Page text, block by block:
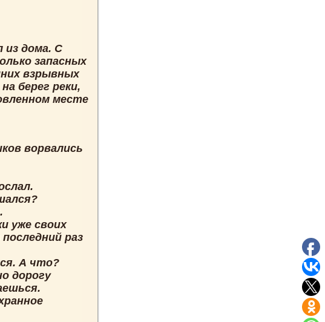
из дома. С
запасных
взрывных
берег реки,
месте
ворвались
уже своих
раз
А что?
дорогу